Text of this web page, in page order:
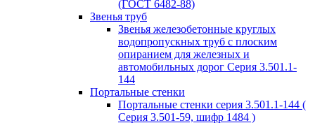
(ГОСТ 6482-88)
Звенья труб
Звенья железобетонные круглых
водопропускных труб с плоским
опиранием для железных и
автомобильных дорог Серия 3.501.1-
144
Портальные стенки
Портальные стенки серия 3.501.1-144 (
Серия 3.501-59, шифр 1484 )